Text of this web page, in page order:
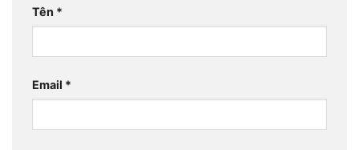
Tên *
Email *